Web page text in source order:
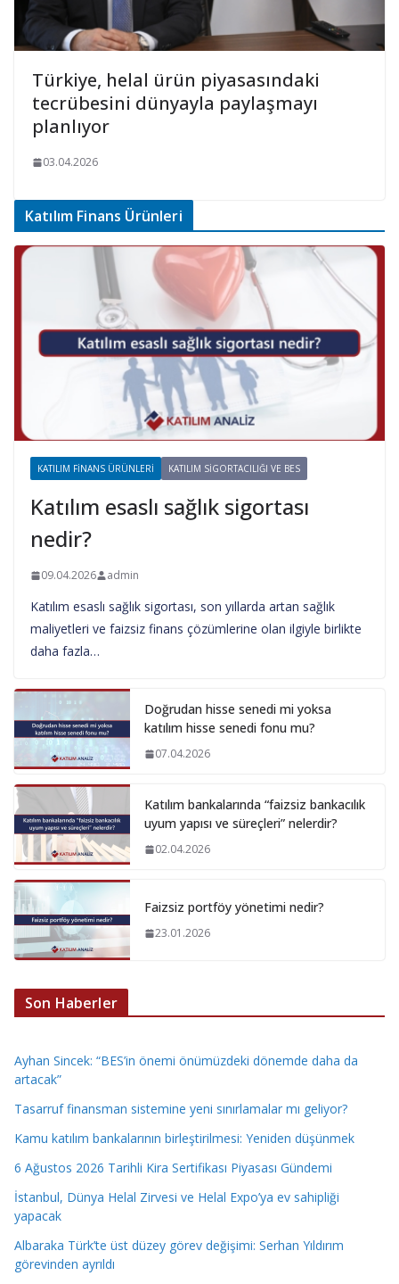
Türkiye, helal ürün piyasasındaki
tecrübesini dünyayla paylaşmayı
planlıyor
03.04.2026
Katılım Finans Ürünleri
KATILIM FINANS ÜRÜNLERI KATILIM SIGORTACILIĞI VE BES
Katılım esaslı sağlık sigortası
nedir?
09.04.2026 admin
Katılım esaslı sağlık sigortası, son yıllarda artan sağlık
maliyetleri ve faizsiz finans çözümlerine olan ilgiyle birlikte
daha fazla…
Doğrudan hisse senedi mi yoksa
katılım hisse senedi fonu mu?
07.04.2026
Katılım bankalarında “faizsiz bankacılık
uyum yapısı ve süreçleri” nelerdir?
02.04.2026
Faizsiz portföy yönetimi nedir?
23.01.2026
Son Haberler
Ayhan Sincek: “BES’in önemi önümüzdeki dönemde daha da
artacak”
Tasarruf finansman sistemine yeni sınırlamalar mı geliyor?
Kamu katılım bankalarının birleştirilmesi: Yeniden düşünmek
6 Ağustos 2026 Tarihli Kira Sertifikası Piyasası Gündemi
İstanbul, Dünya Helal Zirvesi ve Helal Expo’ya ev sahipliği
yapacak
Albaraka Türk’te üst düzey görev değişimi: Serhan Yıldırım
görevinden ayrıldı